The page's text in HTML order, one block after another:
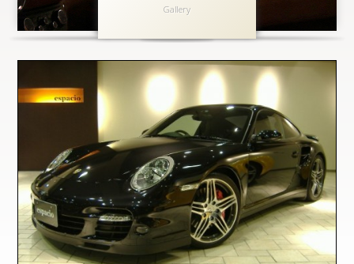
会社概要
個人情報保護方針
Gallery